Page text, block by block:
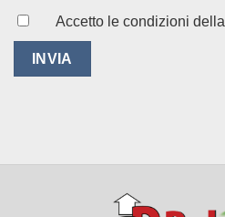
Accetto le condizioni della